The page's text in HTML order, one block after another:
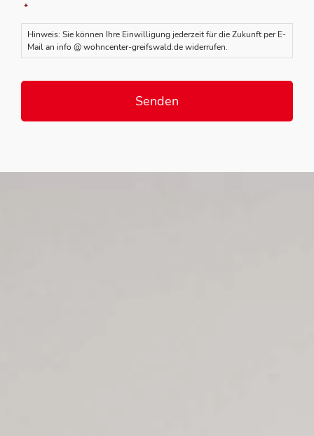
*
Hinweis: Sie können Ihre Einwilligung jederzeit für die Zukunft per E-
Mail an info @ wohncenter-greifswald.de widerrufen.